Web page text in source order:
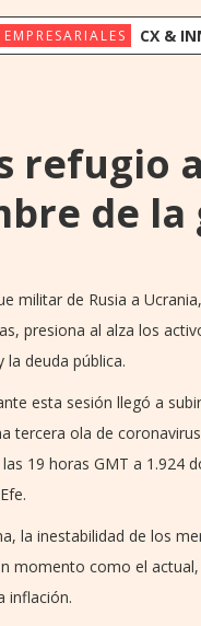
EMPRESARIALES CX & INNOVATION CONGRESS REÚNE A LÍDERES
refugio
de la
militar de Rusia a
presiona al alza los
deuda pública.
esta sesión llegó a
tercera ola de
19 horas GMT a 1.924
la inestabilidad de los
momento como el
inflación.